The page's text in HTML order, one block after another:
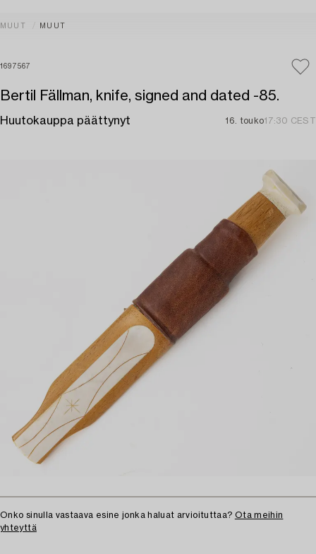
MUUT MUUT
1697567
Bertil Fällman, knife, signed and dated -85.
Huutokauppa päättynyt 16. touko17:30 CEST
Onko sinulla vastaava esine jonka haluat arvioituttaa? Ota meihin
yhteyttä